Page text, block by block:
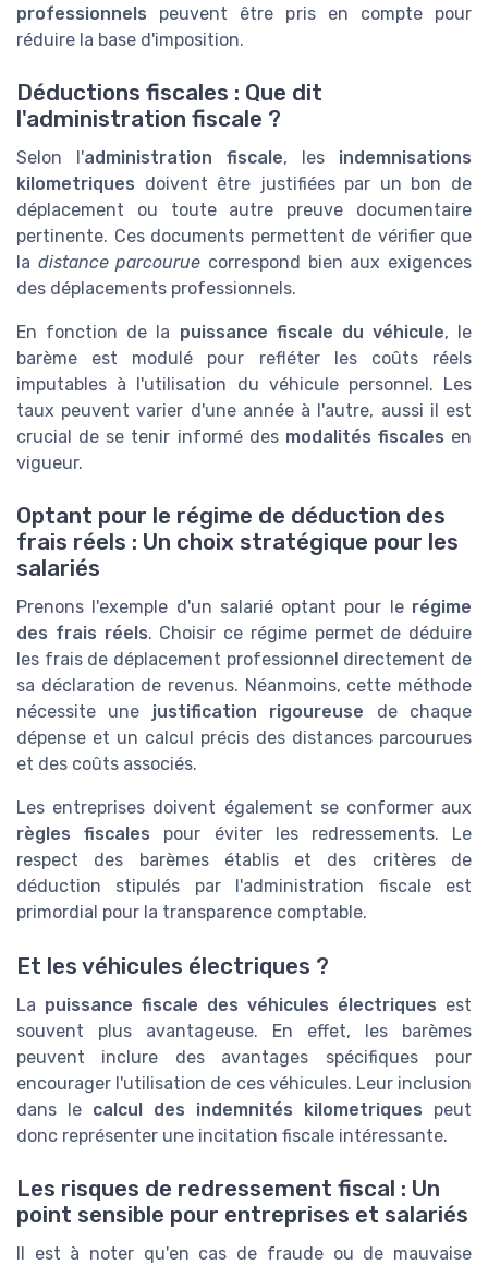
professionnels peuvent être pris en compte pour
réduire la base d'imposition.
Déductions fiscales : Que dit
l'administration fiscale ?
Selon l'administration fiscale, les indemnisations
kilometriques doivent être justifiées par un bon de
déplacement ou toute autre preuve documentaire
pertinente. Ces documents permettent de vérifier que
la distance parcourue correspond bien aux exigences
des déplacements professionnels.
En fonction de la puissance fiscale du véhicule, le
barème est modulé pour refléter les coûts réels
imputables à l'utilisation du véhicule personnel. Les
taux peuvent varier d'une année à l'autre, aussi il est
crucial de se tenir informé des modalités fiscales en
vigueur.
Optant pour le régime de déduction des
frais réels : Un choix stratégique pour les
salariés
Prenons l'exemple d'un salarié optant pour le régime
des frais réels. Choisir ce régime permet de déduire
les frais de déplacement professionnel directement de
sa déclaration de revenus. Néanmoins, cette méthode
nécessite une justification rigoureuse de chaque
dépense et un calcul précis des distances parcourues
et des coûts associés.
Les entreprises doivent également se conformer aux
règles fiscales pour éviter les redressements. Le
respect des barèmes établis et des critères de
déduction stipulés par l'administration fiscale est
primordial pour la transparence comptable.
Et les véhicules électriques ?
La puissance fiscale des véhicules électriques est
souvent plus avantageuse. En effet, les barèmes
peuvent inclure des avantages spécifiques pour
encourager l'utilisation de ces véhicules. Leur inclusion
dans le calcul des indemnités kilometriques peut
donc représenter une incitation fiscale intéressante.
Les risques de redressement fiscal : Un
point sensible pour entreprises et salariés
Il est à noter qu'en cas de fraude ou de mauvaise